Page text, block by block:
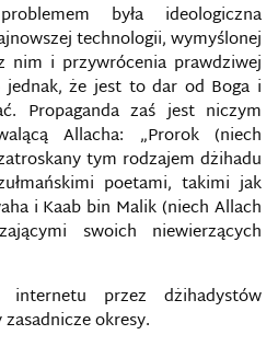
była ideologiczna
technologii, wymyślonej
nim i przywrócenia prawdziwej
że jest to dar od Boga i
Propaganda zaś jest niczym
Allacha: „Prorok (niech
tym rodzajem dżihadu
poetami, takimi jak
i Kaab bin Malik (niech Allach
swoich niewierzących
przez dżihadystów
okresy.